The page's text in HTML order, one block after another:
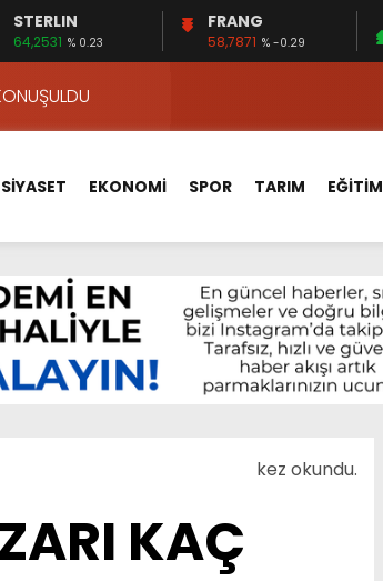
STERLIN
64,2531 % 0.23
FRANG
58,7871 % -0.29
KONUŞTUK
SAHADA
ÖNLEMEK İÇİN GÖRÜŞTÜLER…
40 BİN LİRA OLMASINI İSTİYOR!
SİYASET EKONOMİ SPOR TARIM EĞİTİM
kez okundu.
KAÇ